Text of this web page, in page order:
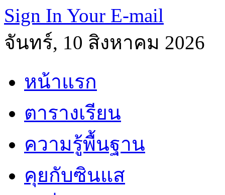
Sign In Your E-mail
จันทร์, 10 สิงหาคม 2026
หน้าแรก
ตารางเรียน
ความรู้พื้นฐาน
คุยกับซินแส